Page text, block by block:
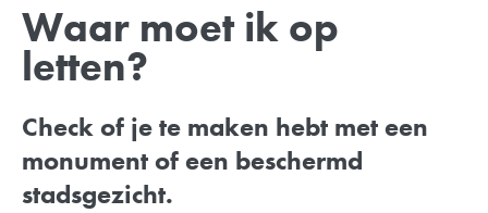
Waar moet ik op
letten?
Check of je te maken hebt met een
monument of een beschermd
stadsgezicht.